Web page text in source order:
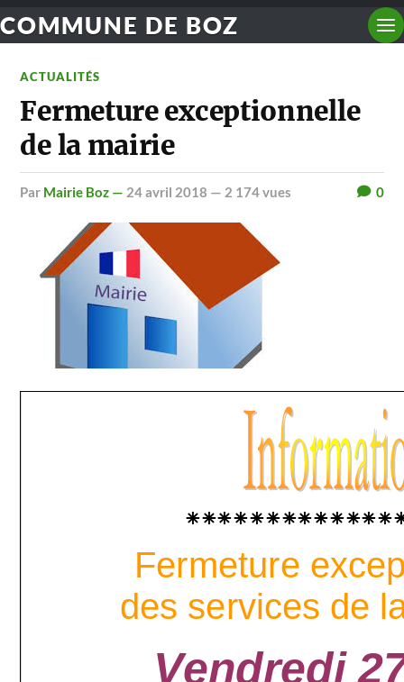
COMMUNE DE BOZ
ACTUALITÉS
Fermeture exceptionnelle
de la mairie
par Mairie Boz — 24 avril 2018 — 2 174 vues 0